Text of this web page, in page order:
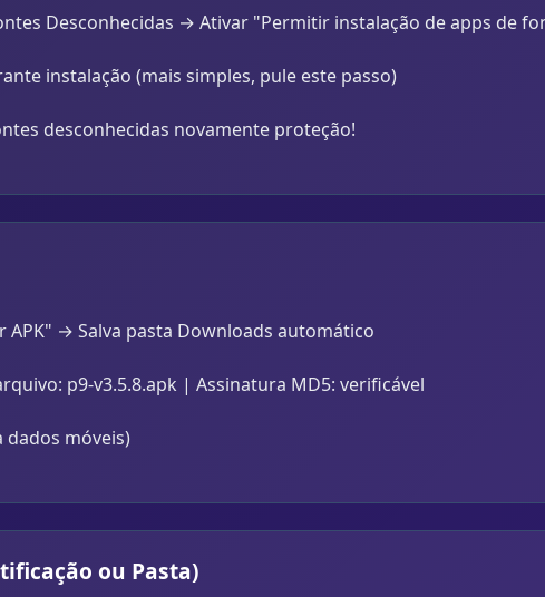
Desconhecidas → Ativar "Permitir instalação de apps de
instalação (mais simples, pule este passo)
desconhecidas novamente proteção!
→ Salva pasta Downloads automático
p9-v3.5.8.apk | Assinatura MD5: verificável
dados móveis)
ou Pasta)